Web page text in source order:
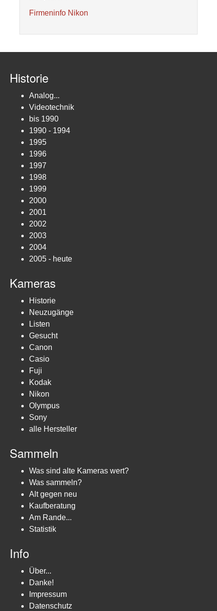
Firmeninfo Nikon
Historie
Analog...
Videotechnik
bis 1990
1990 - 1994
1995
1996
1997
1998
1999
2000
2001
2002
2003
2004
2005 - heute
Kameras
Historie
Neuzugänge
Listen
Gesucht
Canon
Casio
Fuji
Kodak
Nikon
Olympus
Sony
alle Hersteller
Sammeln
Was sind alte Kameras wert?
Was sammeln?
Alt gegen neu
Kaufberatung
Am Rande...
Statistik
Info
Über...
Danke!
Impressum
Datenschutz